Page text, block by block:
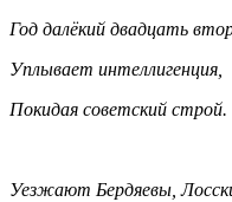
Год далёкий двадцать
Уплывает интеллигенция,
Покидая советский строй.
Уезжают Бердяевы,